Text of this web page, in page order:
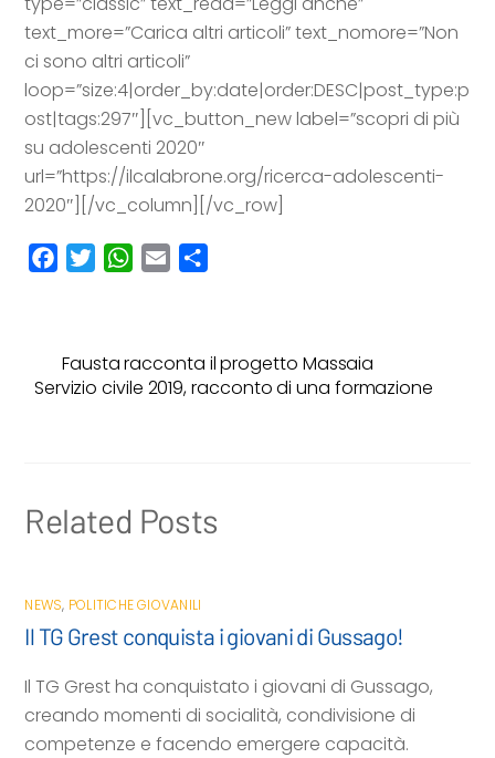
text_more=”Carica altri articoli” text_nomore=”Non
ci sono altri articoli”
loop=”size:4|order_by:date|order:DESC|post_type:p
ost|tags:297″][vc_button_new label=”scopri di più
su adolescenti 2020″
url=”https://ilcalabrone.org/ricerca-adolescenti-
2020″][/vc_column][/vc_row]
b
o
t
e
W
s
A
l
i
v
Fausta racconta il progetto Massaia
Servizio civile 2019, racconto di una formazione
Related Posts
NEWS, POLITICHE GIOVANILI
Il TG Grest conquista i giovani di Gussago!
Il TG Grest ha conquistato i giovani di Gussago,
creando momenti di socialità, condivisione di
competenze e facendo emergere capacità.